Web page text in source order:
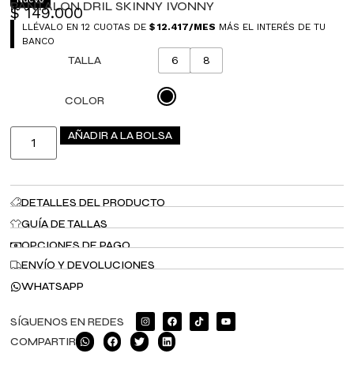
PANTALON DRIL SKINNY IVONNY
$149.000
LLÉVALO EN 12 CUOTAS DE$ 12.417/MES MÁS EL INTERÉS DE TU
BANCO
TALLA 6 8
COLOR
AÑADIR A LA BOLSA
DETALLES DEL PRODUCTO
GUÍA DE TALLAS
OPCIONES DE PAGO
ENVÍO Y DEVOLUCIONES
WHATSAPP
SÍGUENOS EN REDES
COMPARTIR